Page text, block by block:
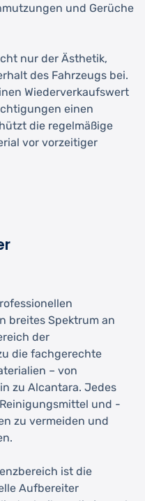
und Gerüche
nur der Ästhetik,
des Fahrzeugs bei.
Wiederverkaufswert
einen
die regelmäßige
vor vorzeitiger
breites Spektrum an
der
die fachgerechte
– von
zu Alcantara. Jedes
und -
zu vermeiden und
ist die
Aufbereiter